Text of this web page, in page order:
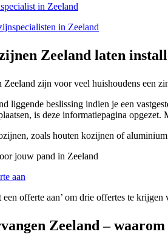
in Zeeland
in Zeeland
Zeeland laten
zijn voor veel huishoudens een
liggende beslissing indien je een
is deze informatiepagina opgezet.
zoals houten kozijnen of
jouw pand in Zeeland
aan
offerte aan’ om drie offertes te
Zeeland –